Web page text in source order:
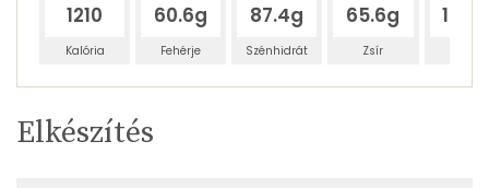
1210
Kalória
60.6g
Fehérje
87.4g
Szénhidrát
65.6g
Zsír
Egy
adagban
TÁPANYAGTARTALOM
Elkészítés